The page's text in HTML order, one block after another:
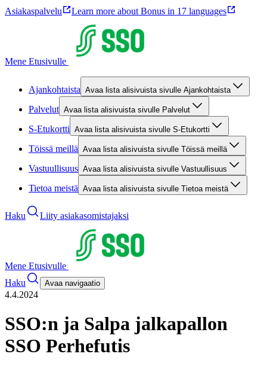
Asiakaspalvelu Learn more about Bonus in 17 languages
Mene Etusivulle
Ajankohtaista Avaa lista alisivuista sivulle Ajankohtaista
Palvelut Avaa lista alisivuista sivulle Palvelut
S-Etukortti Avaa lista alisivuista sivulle S-Etukortti
Töissä meillä Avaa lista alisivuista sivulle Töissä meillä
Vastuullisuus Avaa lista alisivuista sivulle Vastuullisuus
Tietoa meistä Avaa lista alisivuista sivulle Tietoa meistä
Haku Liity asiakasomistajaksi
Mene Etusivulle
Haku
Avaa navigaatio
4.4.2024
SSO:n ja Salpa jalkapallon
SSO Perhefutis